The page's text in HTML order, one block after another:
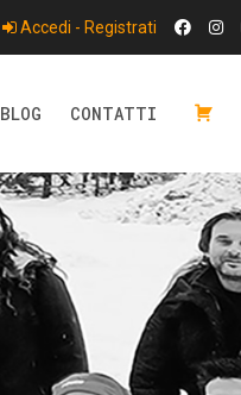
Accedi - Registrati
BLOG CONTATTI